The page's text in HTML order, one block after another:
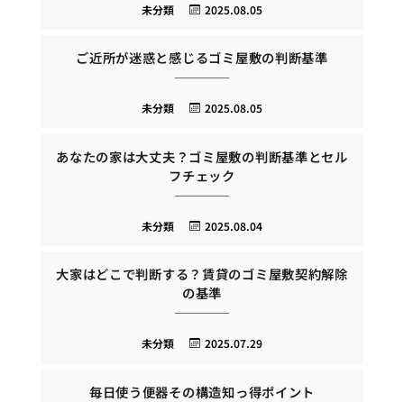
2025.08.05
未分類
ご近所が迷惑と感じるゴミ屋敷の判断基準
2025.08.05
未分類
あなたの家は大丈夫？ゴミ屋敷の判断基準とセル
フチェック
2025.08.04
未分類
大家はどこで判断する？賃貸のゴミ屋敷契約解除
の基準
2025.07.29
未分類
毎日使う便器その構造知っ得ポイント